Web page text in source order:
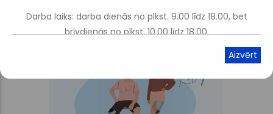
Darba laiks: darba dienās no plkst. 9.00 līdz 18.00, bet
brīvdienās no plkst. 10.00 līdz 18.00.